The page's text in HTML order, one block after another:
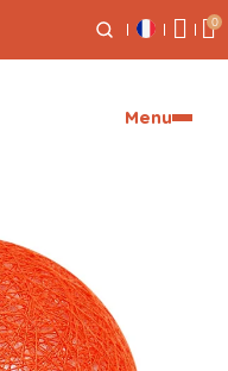
0
Menu